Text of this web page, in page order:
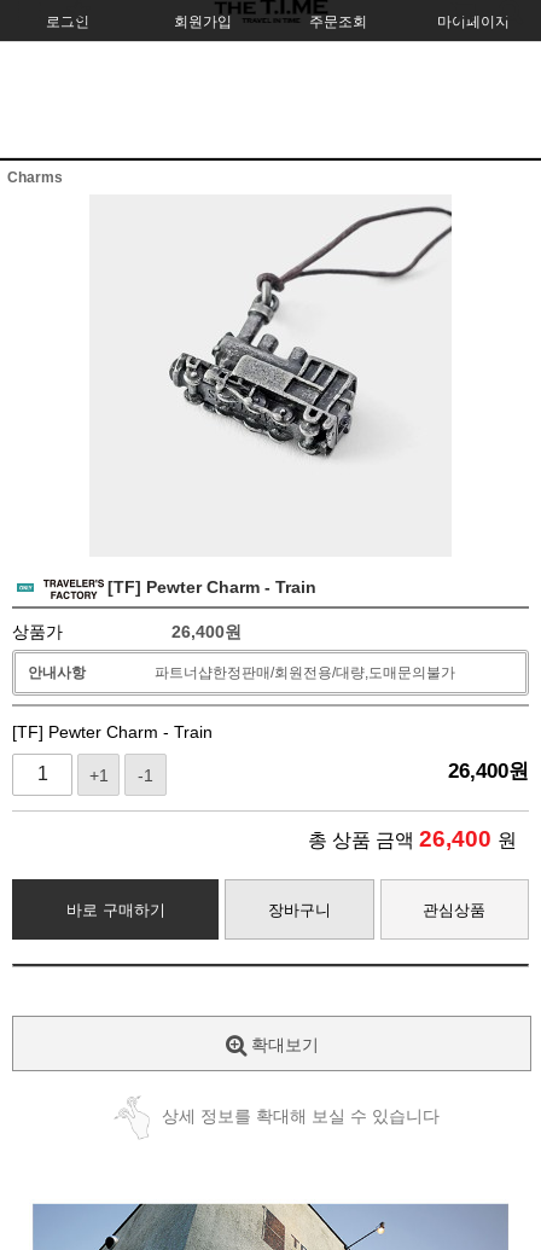
로그인 회원가입 주문조회 마이페이지
Charms
[TF] Pewter Charm - Train
상품가 26,400원
안내사항 파트너샵한정판매/회원전용/대량,도매문의불가
[TF] Pewter Charm - Train
+1 -1 26,400원
총 상품 금액 26,400 원
바로 구매하기 장바구니 관심상품
확대보기
상세 정보를 확대해 보실 수 있습니다